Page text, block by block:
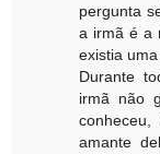
pergunta
a irmã é a
existia
Durante
irmã não
amante